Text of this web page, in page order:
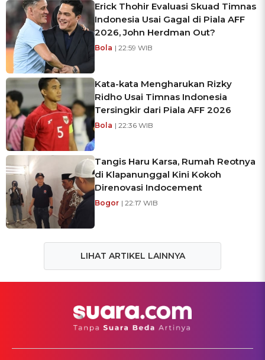
Erick Thohir Evaluasi Skuad Timnas
Indonesia Usai Gagal di Piala AFF
2026, John Herdman Out?
Bola | 22:59 WIB
Kata-kata Mengharukan Rizky
Ridho Usai Timnas Indonesia
Tersingkir dari Piala AFF 2026
Bola | 22:36 WIB
Tangis Haru Karsa, Rumah Reotnya
di Klapanunggal Kini Kokoh
Direnovasi Indocement
Bogor | 22:17 WIB
LIHAT ARTIKEL LAINNYA